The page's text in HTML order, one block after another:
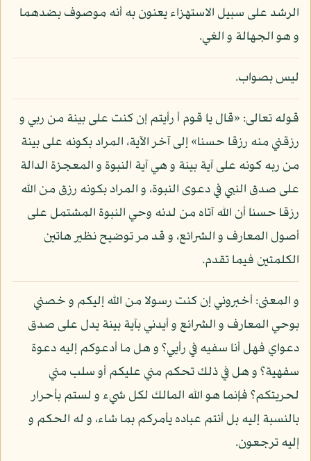
الرشد على سبيل الاستهزاء يعنون به أنه موصوف بضدهما
و هو الجهالة و الغي.
ليس بصواب.
قوله تعالى: «قال يا قوم أ رأيتم إن كنت على بينة من ربي و
رزقني منه رزقا حسنا» إلى آخر الآية، المراد بكونه على بينة
من ربه كونه على آية بينة و هي آية النبوة و المعجزة الدالة
على صدق النبي في دعوى النبوة، و المراد بكونه رزق من الله
رزقا حسنا أن الله آتاه من لدنه وحي النبوة المشتمل على
أصول المعارف و الشرائع، و قد مر توضيح نظير هاتين
الكلمتين فيما تقدم.
و المعنى: أخبروني إن كنت رسولا من الله إليكم و خصني
بوحي المعارف و الشرائع و أيدني بآية بينة يدل على صدق
دعواي فهل أنا سفيه في رأيي؟ و هل ما أدعوكم إليه دعوة
سفهية؟ و هل في ذلك تحكم مني عليكم أو سلب مني
لحريتكم؟ فإنما هو الله المالك لكل شيء و لستم بأحرار
بالنسبة إليه بل أنتم عباده يأمركم بما شاء، و له الحكم و
إليه ترجعون.